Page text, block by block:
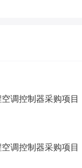
调控制器采购项目
调控制器采购项目